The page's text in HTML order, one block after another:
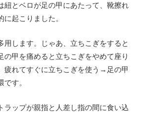
紐とベロが足の甲にあたって、靴擦れ
起こりました。
用します。じゃあ、立ちこぎをすると
の甲を痛めると立ちこぎをやめて座り
疲れてすぐに立ちこぎを使う→足の甲
す。
ラップが親指と人差し指の間に食い込